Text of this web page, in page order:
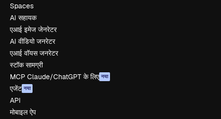
Spaces
AI सहायक
एआई इमेज जेनरेटर
AI वीडियो जनरेटर
एआई वॉयस जनरेटर
स्टॉक सामग्री
MCP Claude/ChatGPT के लिए नया
एजेंट नया
API
मोबाइल ऐप